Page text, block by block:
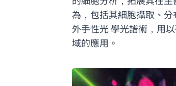
為，包括其細胞攝取、
外手性光 學光譜術，用
域的應用。